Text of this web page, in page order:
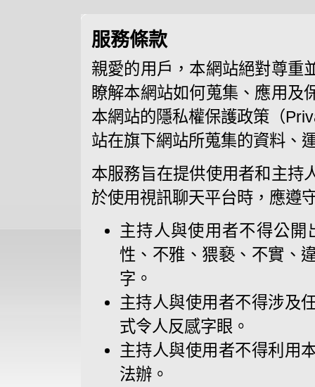
服務條款
親愛的用戶，本網站絕對尊重
瞭解本網站如何蒐集、應用及
本網站的隱私權保護政策（
站在旗下網站所蒐集的資料、
本服務旨在提供使用者和主持
於使用視訊聊天平台時，應遵
主持人與使用者不得公
性、不雅、猥褻、不實、
字。
主持人與使用者不得涉及
式令人反感字眼。
主持人與使用者不得利用
法辦。